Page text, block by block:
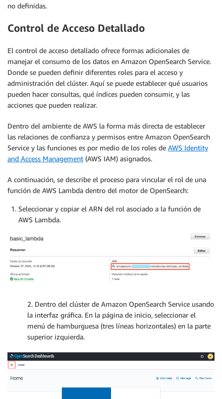
no definidas.
Control de Acceso Detallado
El control de acceso detallado ofrece formas adicionales de
manejar el consumo de los datos en Amazon OpenSearch Service.
Donde se pueden definir diferentes roles para el acceso y
administración del clúster. Aquí se puede establecer qué usuarios
pueden hacer consultas, qué índices pueden consumir, y las
acciones que pueden realizar.
Dentro del ambiente de AWS la forma más directa de establecer
las relaciones de confianza y permisos entre Amazon OpenSearch
Service y las funciones es por medio de los roles de AWS Identity
and Access Management (AWS IAM) asignados.
A continuación, se describe el proceso para vincular el rol de una
función de AWS Lambda dentro del motor de OpenSearch:
Seleccionar y copiar el ARN del rol asociado a la función de
AWS Lambda.
2. Dentro del clúster de Amazon OpenSearch Service usando
la interfaz gráfica. En la página de inicio, seleccionar el
menú de hamburguesa (tres líneas horizontales) en la parte
superior izquierda.